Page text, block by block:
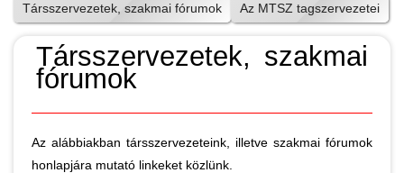
Társszervezetek, szakmai fórumok Az MTSZ tagszervezetei
Társszervezetek, szakmai
fórumok
Az alábbiakban társszervezeteink, illetve szakmai fórumok
honlapjára mutató linkeket közlünk.